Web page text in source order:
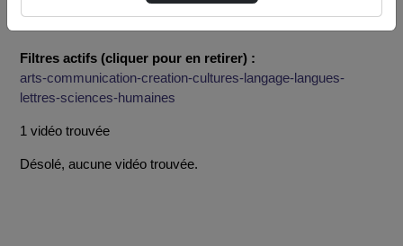
Résultats de la recherche
Filtres actifs (cliquer pour en retirer) :
arts-communication-creation-cultures-langage-langues-
lettres-sciences-humaines
1 vidéo trouvée
Désolé, aucune vidéo trouvée.